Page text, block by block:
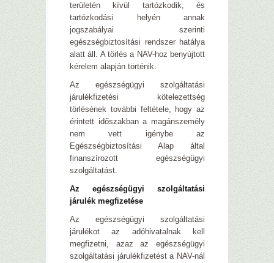
területén kívül tartózkodik, és
tartózkodási helyén annak
jogszabályai szerinti
egészségbiztosítási rendszer hatálya
alatt áll. A törlés a NAV-hoz benyújtott
kérelem alapján történik.
Az egészségügyi szolgáltatási
járulékfizetési kötelezettség
törlésének további feltétele, hogy az
érintett időszakban a magánszemély
nem vett igénybe az
Egészségbiztosítási Alap által
finanszírozott egészségügyi
szolgáltatást.
Az egészségügyi szolgáltatási
járulék megfizetése
Az egészségügyi szolgáltatási
járulékot az adóhivatalnak kell
megfizetni, azaz az egészségügyi
szolgáltatási járulékfizetést a NAV-nál